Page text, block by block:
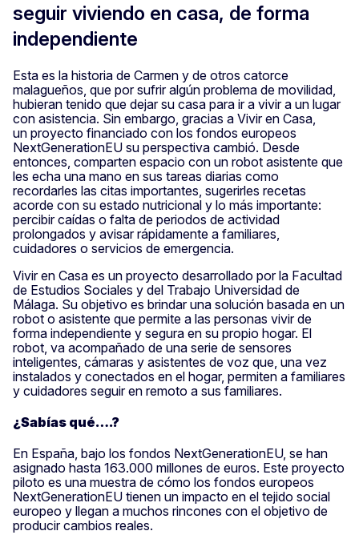
seguir viviendo en casa, de forma
independiente
Esta es la historia de Carmen y de otros catorce
malagueños, que por sufrir algún problema de movilidad,
hubieran tenido que dejar su casa para ir a vivir a un lugar
con asistencia. Sin embargo, gracias a Vivir en Casa,
un proyecto financiado con los fondos europeos
NextGenerationEU su perspectiva cambió. Desde
entonces, comparten espacio con un robot asistente que
les echa una mano en sus tareas diarias como
recordarles las citas importantes, sugerirles recetas
acorde con su estado nutricional y lo más importante:
percibir caídas o falta de periodos de actividad
prolongados y avisar rápidamente a familiares,
cuidadores o servicios de emergencia.
Vivir en Casa es un proyecto desarrollado por la Facultad
de Estudios Sociales y del Trabajo Universidad de
Málaga. Su objetivo es brindar una solución basada en un
robot o asistente que permite a las personas vivir de
forma independiente y segura en su propio hogar. El
robot, va acompañado de una serie de sensores
inteligentes, cámaras y asistentes de voz que, una vez
instalados y conectados en el hogar, permiten a familiares
y cuidadores seguir en remoto a sus familiares.
¿Sabías qué….?
En España, bajo los fondos NextGenerationEU, se han
asignado hasta 163.000 millones de euros. Este proyecto
piloto es una muestra de cómo los fondos europeos
NextGenerationEU tienen un impacto en el tejido social
europeo y llegan a muchos rincones con el objetivo de
producir cambios reales.